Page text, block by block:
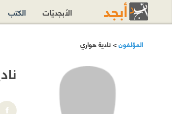
المؤلفون> نادية هواري
الأبجديّات الكتب